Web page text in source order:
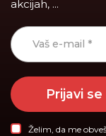
akcijah, ...
Prijavi se
Želim, da me